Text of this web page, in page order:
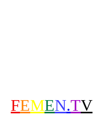
FEMEN.TV